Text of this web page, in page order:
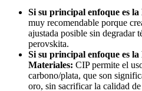
Si su principal enfoque es
muy recomendable porque
ajustada posible sin degradar
perovskita.
Si su principal enfoque es
Materiales: CIP permite el
carbono/plata, que son
oro, sin sacrificar la calidad